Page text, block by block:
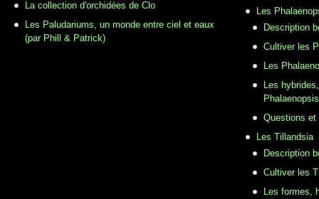
La collection d'orchidées de Clo
Les Paludariums, un monde entre ciel et eaux
(par Phill & Patrick)
Les
Description
Cultiver les
Les
Les
Phalaenopsis
Questions et
Les Tillandsia
Description
Cultiver les
Les formes,